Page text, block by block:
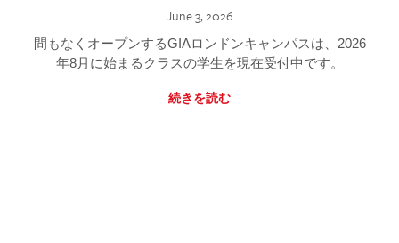
June 3, 2026
間もなくオープンするGIAロンドンキャンパスは、2026
年8月に始まるクラスの学生を現在受付中です。
続きを読む